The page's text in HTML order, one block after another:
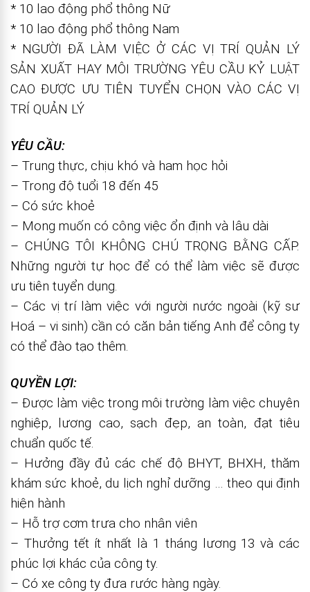
* 10 lao động phổ thông Nữ
* 10 lao động phổ thông Nam
* NGƯỜI ĐÃ LÀM VIỆC Ở CÁC VỊ TRÍ QUẢN LÝ
SẢN XUẤT HAY MÔI TRƯỜNG YÊU CẦU KỶ LUẬT
CAO ĐƯỢC ƯU TIÊN TUYỂN CHỌN VÀO CÁC VỊ
TRÍ QUẢN LÝ
YÊU CẦU:
– Trung thực, chịu khó và ham học hỏi
– Trong độ tuổi 18 đến 45
– Có sức khoẻ
– Mong muốn có công việc ổn định và lâu dài
– CHÚNG TÔI KHÔNG CHÚ TRỌNG BẰNG CẤP.
Những người tự học để có thể làm việc sẽ được
ưu tiên tuyển dụng.
– Các vị trí làm việc với người nước ngoài (kỹ sư
Hoá – vi sinh) cần có căn bản tiếng Anh để công ty
có thể đào tạo thêm.
QUYỀN LỢI:
– Được làm việc trong môi trường làm việc chuyên
nghiệp, lương cao, sạch đẹp, an toàn, đạt tiêu
chuẩn quốc tế.
– Hưởng đầy đủ các chế độ BHYT, BHXH, thăm
khám sức khoẻ, du lịch nghỉ dưỡng … theo qui định
hiện hành
– Hỗ trợ cơm trưa cho nhân viên
– Thưởng tết ít nhất là 1 tháng lương 13 và các
phúc lợi khác của công ty.
– Có xe công ty đưa rước hàng ngày.